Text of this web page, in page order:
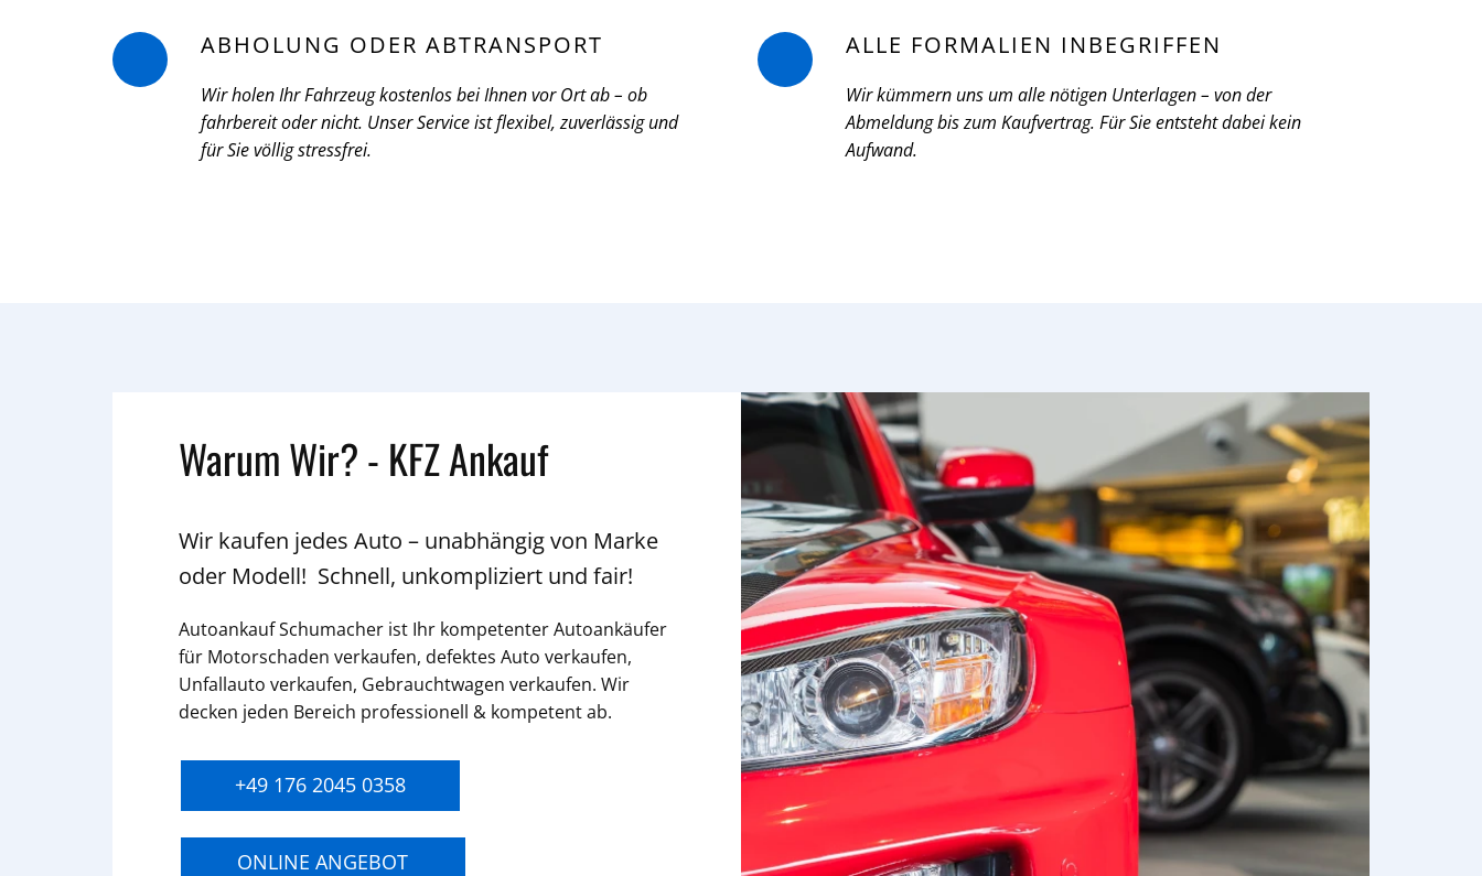
ABHOLUNG ODER ABTRANSPORT
Wir holen Ihr Fahrzeug kostenlos bei Ihnen vor Ort ab – ob
fahrbereit oder nicht. Unser Service ist flexibel, zuverlässig und
für Sie völlig stressfrei.
ALLE FORMALIEN INBEGRIFFEN
Wir kümmern uns um alle nötigen Unterlagen – von der
Abmeldung bis zum Kaufvertrag. Für Sie entsteht dabei kein
Aufwand.
Warum Wir? - KFZ Ankauf
Wir kaufen jedes Auto – unabhängig von Marke
oder Modell! Schnell, unkompliziert und fair!
Autoankauf Schumacher ist Ihr kompetenter Autoankäufer
für Motorschaden verkaufen, defektes Auto verkaufen,
Unfallauto verkaufen, Gebrauchtwagen verkaufen. Wir
decken jeden Bereich professionell & kompetent ab.
+49 176 2045 0358
ONLINE ANGEBOT